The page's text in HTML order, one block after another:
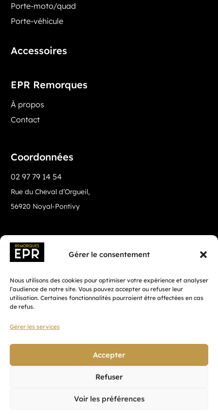
Gérer le consentement
Nous utilisons des cookies pour optimiser votre expérience et analyser
l’audience de notre site. Vous pouvez accepter ou refuser leur
utilisation. Certaines fonctionnalités pourraient être affectées en cas
de refus.
Gérer les services
Accepter
Refuser
Voir les préférences
Porte-moto/quad
Porte-véhicule
Accessoires
EPR Remorques
À propos
Contact
Coordonnées
02 97 79 14 54
Rue du Cheval d’Orgueil,
56920 Noyal-Pontivy